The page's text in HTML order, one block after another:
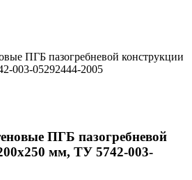
ПГБ пазогребневой
мм, ТУ 5742-003-